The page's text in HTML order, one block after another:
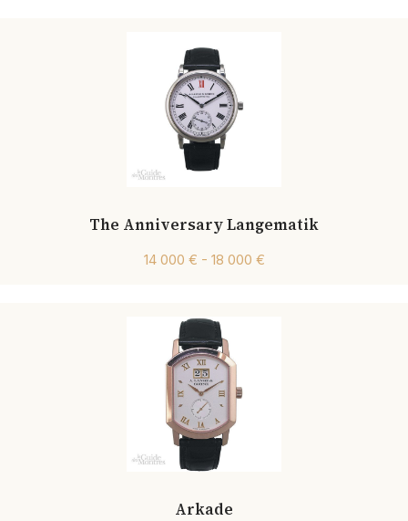
The Anniversary Langematik
14 000 € - 18 000 €
Arkade